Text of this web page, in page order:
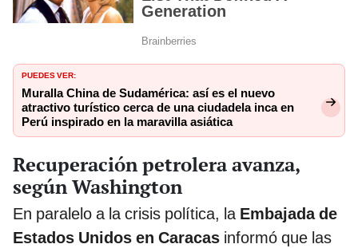
PUEDES VER:
Muralla China de Sudamérica: así es el nuevo
atractivo turístico cerca de una ciudadela inca en
Perú inspirado en la maravilla asiática
Recuperación petrolera avanza,
según Washington
En paralelo a la crisis política, la Embajada de
Estados Unidos en Caracas informó que las